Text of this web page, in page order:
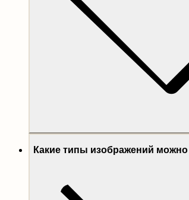
Какие типы изображений